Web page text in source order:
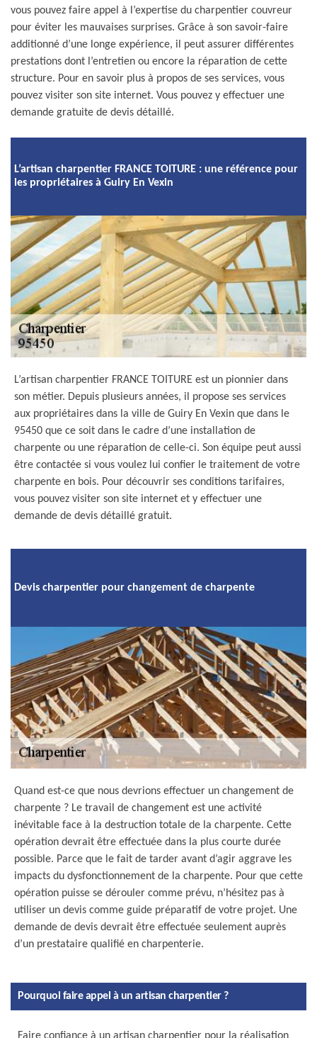
vous pouvez faire appel à l’expertise du charpentier couvreur
pour éviter les mauvaises surprises. Grâce à son savoir-faire
additionné d’une longe expérience, il peut assurer différentes
prestations dont l’entretien ou encore la réparation de cette
structure. Pour en savoir plus à propos de ses services, vous
pouvez visiter son site internet. Vous pouvez y effectuer une
demande gratuite de devis détaillé.
L’artisan charpentier FRANCE TOITURE : une référence pour
les propriétaires à Guiry En Vexin
L’artisan charpentier FRANCE TOITURE est un pionnier dans
son métier. Depuis plusieurs années, il propose ses services
aux propriétaires dans la ville de Guiry En Vexin que dans le
95450 que ce soit dans le cadre d’une installation de
charpente ou une réparation de celle-ci. Son équipe peut aussi
être contactée si vous voulez lui confier le traitement de votre
charpente en bois. Pour découvrir ses conditions tarifaires,
vous pouvez visiter son site internet et y effectuer une
demande de devis détaillé gratuit.
Devis charpentier pour changement de charpente
Quand est-ce que nous devrions effectuer un changement de
charpente ? Le travail de changement est une activité
inévitable face à la destruction totale de la charpente. Cette
opération devrait être effectuée dans la plus courte durée
possible. Parce que le fait de tarder avant d’agir aggrave les
impacts du dysfonctionnement de la charpente. Pour que cette
opération puisse se dérouler comme prévu, n’hésitez pas à
utiliser un devis comme guide préparatif de votre projet. Une
demande de devis devrait être effectuée seulement auprès
d’un prestataire qualifié en charpenterie.
Pourquoi faire appel à un artisan charpentier ?